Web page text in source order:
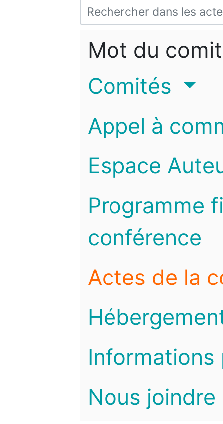
Mot du
Comités
Appel à
Espace
Programme
conférence
Actes de la
Informations
Nous joindre